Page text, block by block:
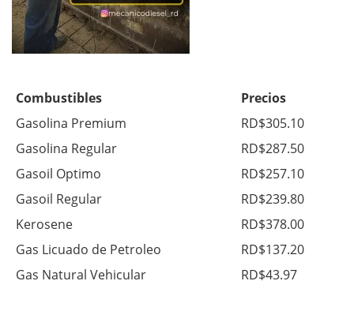
Combustibles
Precios
Gasolina Premium
RD$305.10
Gasolina Regular
RD$287.50
Gasoil Optimo
RD$257.10
Gasoil Regular
RD$239.80
Kerosene
RD$378.00
Gas Licuado de Petroleo
RD$137.20
Gas Natural Vehicular
RD$43.97